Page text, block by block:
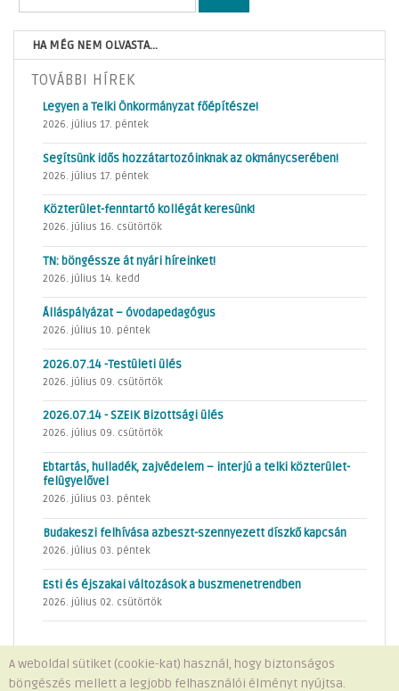
HA MÉG NEM OLVASTA...
TOVÁBBI HÍREK
Legyen a Telki Önkormányzat főépítésze!
2026. július 17. péntek
Segítsünk idős hozzátartozóinknak az okmánycserében!
2026. július 17. péntek
Közterület-fenntartó kollégát keresünk!
2026. július 16. csütörtök
TN: böngéssze át nyári híreinket!
2026. július 14. kedd
Álláspályázat – óvodapedagógus
2026. július 10. péntek
2026.07.14 -Testületi ülés
2026. július 09. csütörtök
2026.07.14 - SZEIK Bizottsági ülés
2026. július 09. csütörtök
Ebtartás, hulladék, zajvédelem – interjú a telki közterület-
felügyelővel
2026. július 03. péntek
Budakeszi felhívása azbeszt-szennyezett díszkő kapcsán
2026. július 03. péntek
Esti és éjszakai változások a buszmenetrendben
2026. július 02. csütörtök
Minden jog fenntartva © 2026 Telki Község Önkormányzata
A weboldal sütiket (cookie-kat) használ, hogy biztonságos
böngészés mellett a legjobb felhasználói élményt nyújtsa.